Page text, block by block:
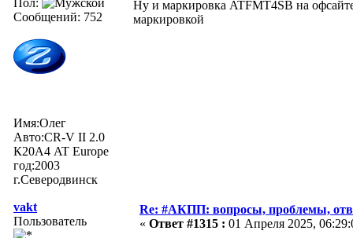
Сообщений: 752
Имя:Олег
Авто:CR-V II 2.0
К20А4 AT Europe
год:2003
г.Северодвинск
Ну и маркировка ATFMT4SB на
маркировкой
vakt
Пользователь
Re: #АКПП: вопросы, проблемы,
« Ответ #1315 : 01 Апреля 2025,